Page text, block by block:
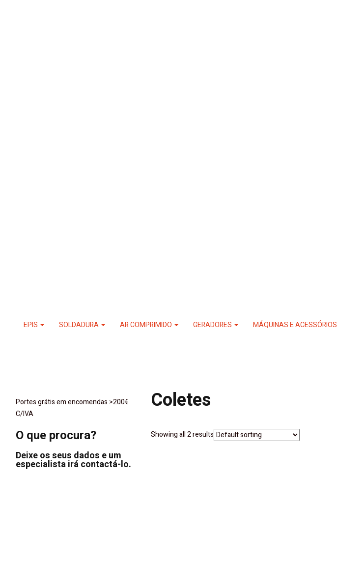
EPIS SOLDADURA AR COMPRIMIDO GERADORES MÁQUINAS E ACESSÓRIOS
Portes grátis em encomendas >200€
C/IVA
O que procura?
Deixe os seus dados e um
especialista irá contactá-lo.
Coletes
Showing all 2 results